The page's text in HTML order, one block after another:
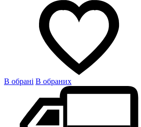
В обрані В обраних